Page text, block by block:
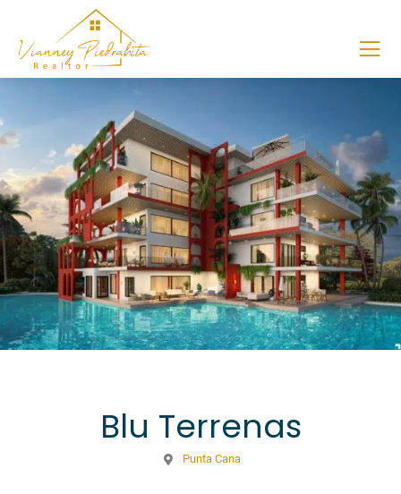
Blu Terrenas
Punta Cana